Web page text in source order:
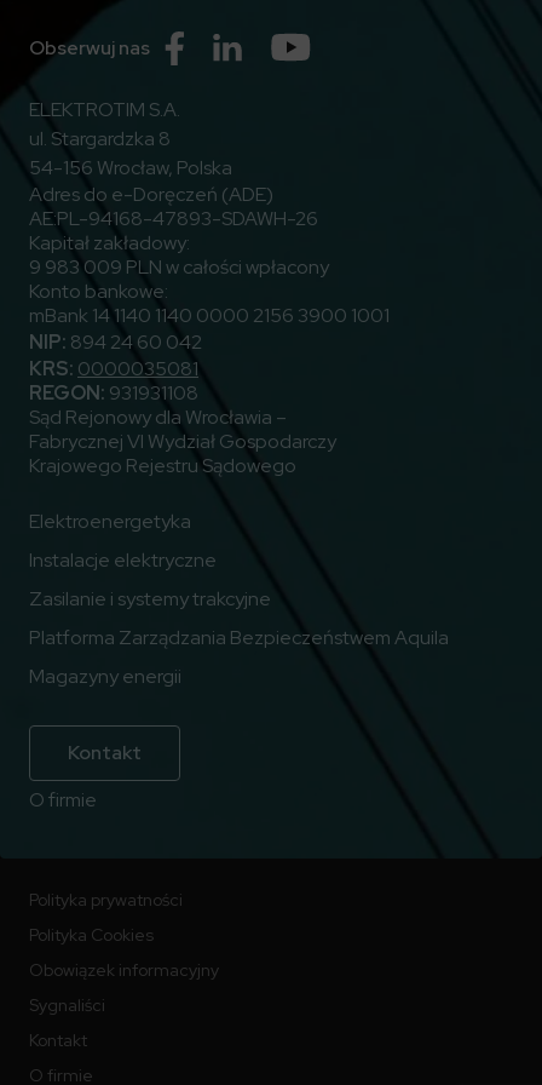
Obserwuj nas Przejdź do Facebook
Przejdź do Linkedin
ELEKTROTIM S.A.
ul. Stargardzka 8
54-156 Wrocław, Polska
Adres do e-Doręczeń (ADE)
AE:PL-94168-47893-SDAWH-26
Kapitał zakładowy:
9 983 009 PLN w całości wpłacony
Konto bankowe:
mBank 14 1140 1140 0000 2156 3900 1001
NIP: 894 24 60 042
KRS: 0000035081
REGON: 931931108
Sąd Rejonowy dla Wrocławia –
Fabrycznej VI Wydział Gospodarczy
Krajowego Rejestru Sądowego
Elektroenergetyka
Instalacje elektryczne
Zasilanie i systemy trakcyjne
Platforma Zarządzania Bezpieczeństwem Aquila
Magazyny energii
Kontakt
O firmie
Polityka prywatności
Polityka Cookies
Obowiązek informacyjny
Sygnaliści
Kontakt
O firmie